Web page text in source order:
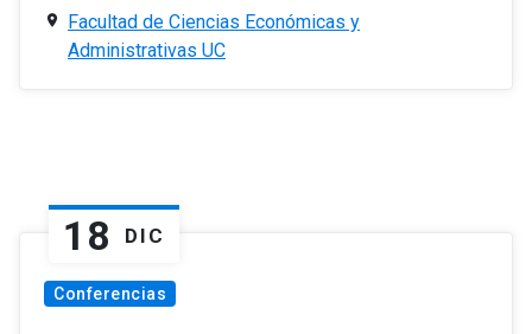
Facultad de Ciencias Económicas y
Administrativas UC
18 DIC
Conferencias